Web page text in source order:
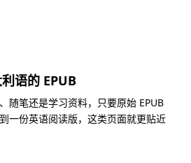
语的 EPUB
随笔还是学习资料，只要原始 EPUB
一份英语阅读版，这类页面就更贴近